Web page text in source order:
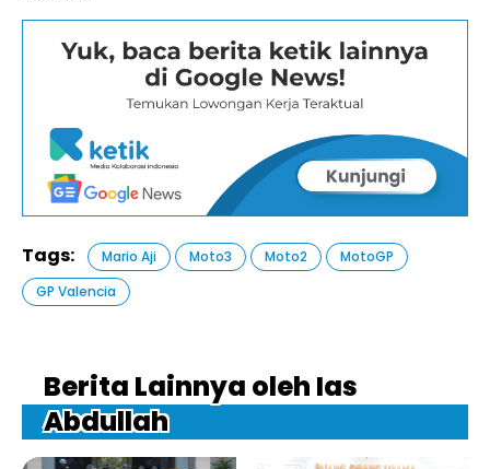
Tags: Mario Aji Moto3 Moto2
MotoGP
GP Valencia
Berita Lainnya oleh Ias
Abdullah